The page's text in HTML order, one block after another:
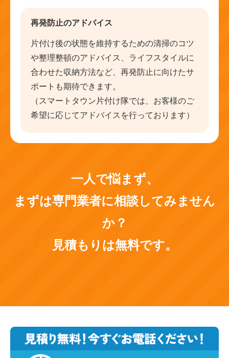
再発防止のアドバイス
片付け後の状態を維持するための清掃のコツ
や整理整頓のアドバイス、ライフスタイルに
合わせた収納方法など、再発防止に向けたサ
ポートも期待できます。
（スマートタウン片付け隊では、お客様のご
希望に応じてアドバイスを行っております）
一人で悩まず、
まずは専門業者に相談してみません
か？
見積もりは無料です。